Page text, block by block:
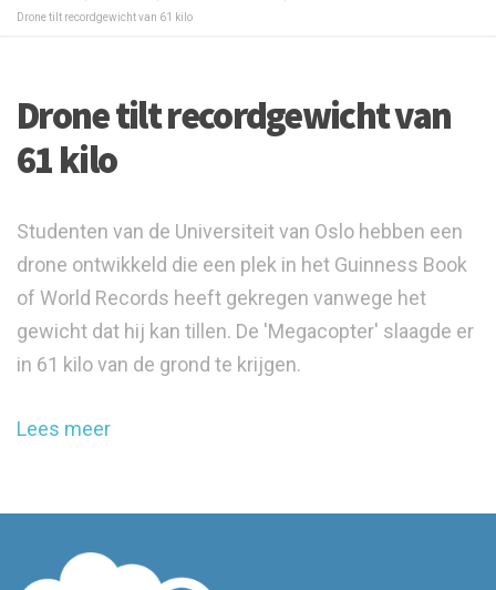
Drone tilt recordgewicht van 61 kilo
Drone tilt recordgewicht van
61 kilo
Studenten van de Universiteit van Oslo hebben een
drone ontwikkeld die een plek in het Guinness Book
of World Records heeft gekregen vanwege het
gewicht dat hij kan tillen. De 'Megacopter' slaagde er
in 61 kilo van de grond te krijgen.
Lees meer